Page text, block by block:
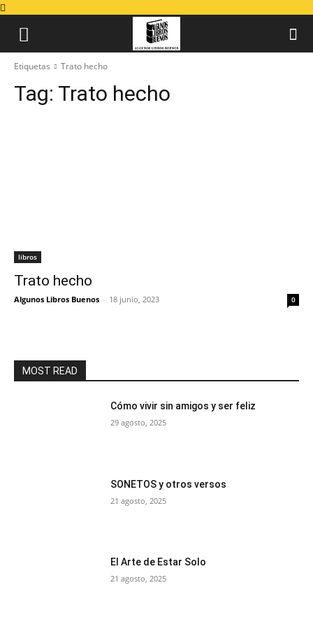
Etiquetas Trato hecho
Tag: Trato hecho
libros
Trato hecho
Algunos Libros Buenos - 18 junio, 2023 0
MOST READ
Cómo vivir sin amigos y ser feliz
29 agosto, 2025
SONETOS y otros versos
21 agosto, 2025
El Arte de Estar Solo
21 agosto, 2025